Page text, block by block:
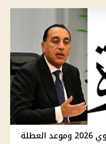
موقف ترحيل إجازة المولد النبوي 2026 وموعد العطلة